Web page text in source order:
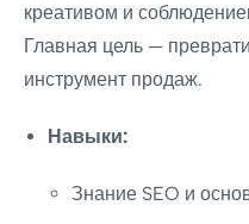
креативом и
Главная цель —
инструмент продаж.
Навыки:
Знание SEO и